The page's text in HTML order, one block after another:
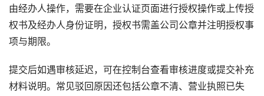
由经办人操作，需要在企业认证页面进行授权操作或上传授
权书及经办人身份证明，授权书需盖公司公章并注明授权事
项与期限。
提交后如遇审核延迟，可在控制台查看审核进度或提交补充
材料说明。常见驳回原因还包括公章不清、营业执照已失